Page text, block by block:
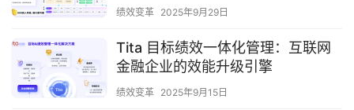
绩效变革 2025年9月29日
Tita 目标绩效一体化管理：互联网
金融企业的效能升级引擎
绩效变革 2025年9月15日